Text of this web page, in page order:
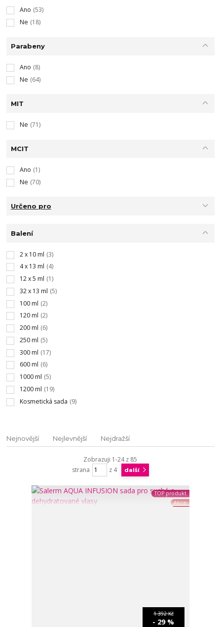
Ano (53)
Ne (18)
Parabeny
Ano (8)
Ne (64)
MIT
Ne (71)
MCIT
Ano (1)
Ne (70)
Určeno pro
Balení
2 x 10 ml (3)
4 x 13 ml (4)
12 x 5 ml (1)
32 x 13 ml (5)
100 ml (2)
120 ml (2)
200 ml (6)
250 ml (5)
300 ml (17)
600 ml (6)
1000 ml (5)
1200 ml (19)
Kosmetická sada (9)
Nejnovější Nejlevnější Nejdražší
Zobrazuji 1-24 z 85
strana
z 4 další
TOP produkt
Akce
1 392 Kč
- 29 %